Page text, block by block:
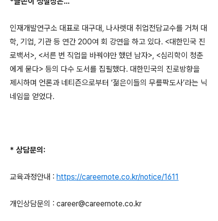
인재개발연구소 대표로 대구대 나사렛대 취업전담교수를 거쳐 대
학 기업 기관 등 연간 200여 회 강연을 하고 있다. <대한민국 진
로백서>, <서른 번 직업을 바꿔야만 했던 남자>, <심리학이 청춘
에게 묻다> 등의 다수 도서를 집필했다. 대한민국의 진로방향을
제시하며 언론과 네티즌으로부터 ‘젊은이들의 무릎팍도사’라는 닉
네임을 얻었다.
* 상담문의 :
교육과정안내 : https://careernote.co.kr/notice/1611
개인상담문의 : career@careernote.co.kr